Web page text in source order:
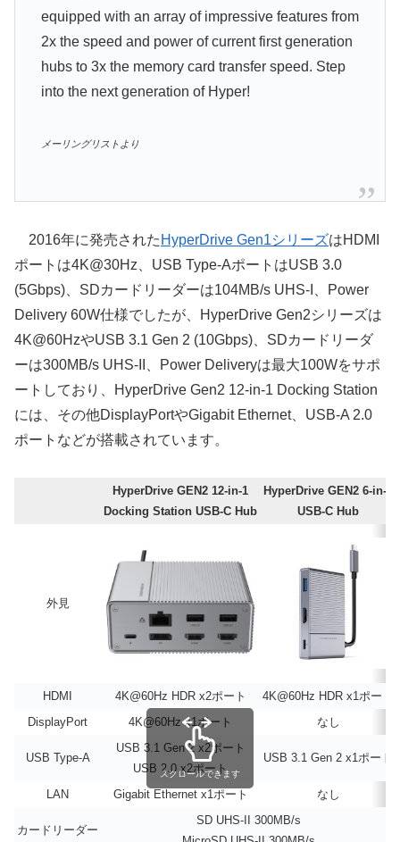
equipped with an array of impressive features from
2x the speed and power of current first generation
hubs to 3x the memory card transfer speed. Step
into the next generation of Hyper!
メーリングリストより
2016年に発売された HyperDrive Gen1シリーズはHDMI
ポートは4K@30Hz、USB Type-AポートはUSB 3.0
(5Gbps)、SDカードリーダーは104MB/s UHS-I、Power
Delivery 60W仕様でしたが、HyperDrive Gen2シリーズは
4K@60HzやUSB 3.1 Gen 2 (10Gbps)、SDカードリーダ
ーは300MB/s UHS-II、Power Deliveryは最大100Wをサポ
ートしており、HyperDrive Gen2 12-in-1 Docking Station
には、その他DisplayPortやGigabit Ethernet、USB-A 2.0
ポートなどが搭載されています。
HyperDrive GEN2 12-in-1
Docking Station USB-C Hub
HyperDrive GEN2 6-in-1
USB-C Hub
外見
HDMI 4K@60Hz HDR x2ポート
4K@60Hz HDR x1ポート
DisplayPort
4K@60Hz x1ポート なし
USB Type-A
USB 3.1 Gen 2 x2ポート
USB 2.0 x2ポート
USB 3.1 Gen 2 x1ポート
LAN Gigabit Ethernet x1ポート なし
カードリーダー
SD UHS-II 300MB/s
スクロールできます